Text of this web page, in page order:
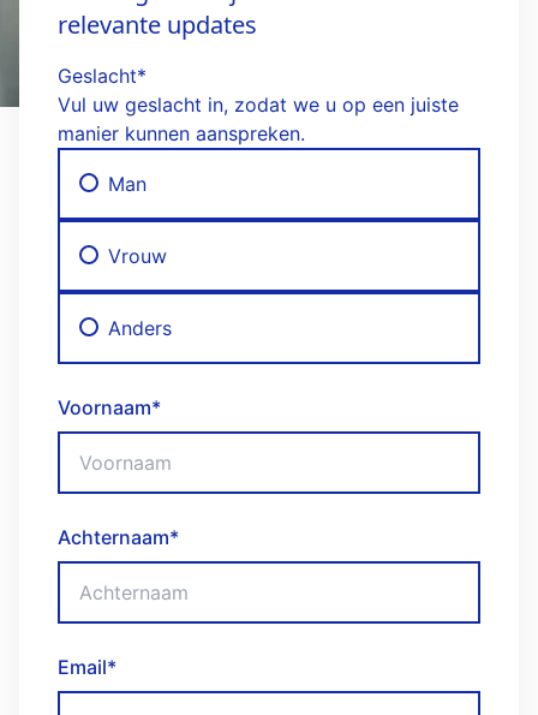
relevante updates
Geslacht*
Vul uw geslacht in, zodat we u op een juiste
manier kunnen aanspreken.
Man
Vrouw
Anders
Voornaam*
Achternaam*
Email*